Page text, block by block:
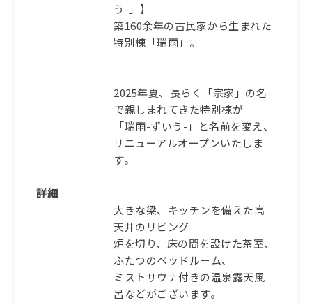
詳細
う-」】
築160余年の古民家から生まれた
特別棟「瑞雨」。
2025年夏、長らく「宗家」の名
で親しまれてきた特別棟が
「瑞雨-ずいう-」と名前を変え、
リニューアルオープンいたしま
す。
大きな梁、キッチンを備えた高
天井のリビング
炉を切り、床の間を設けた茶室、
ふたつのベッドルーム、
ミストサウナ付きの温泉露天風
呂などがございます。